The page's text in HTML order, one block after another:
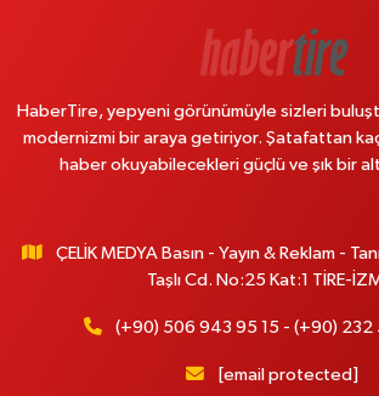
HaberTire, yepyeni görünümüyle sizleri
modernizmi bir araya getiriyor. Şatafattan
haber okuyabilecekleri güçlü ve şık bir
ÇELİK MEDYA Basın - Yayın & Reklam -
Taşlı Cd. No:25 Kat:1 TİRE-
(+90) 506 943 95 15 - (+90) 232
[email protected]